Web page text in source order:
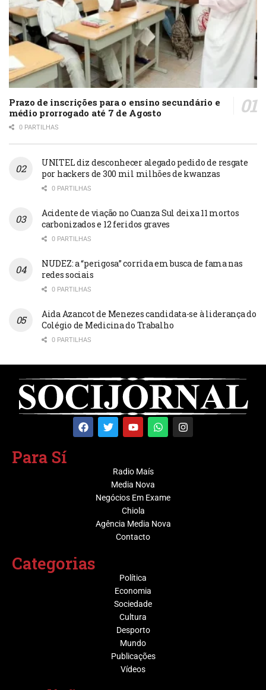
Prazo de inscrições para o ensino secundário e
médio prorrogado até 7 de Agosto
0 PARTILHAS
UNITEL diz desconhecer alegado pedido de resgate
por hackers de 300 mil milhões de kwanzas
0 PARTILHAS
Acidente de viação no Cuanza Sul deixa 11 mortos
carbonizados e 12 feridos graves
0 PARTILHAS
NUDEZ: a “perigosa” corrida em busca de fama nas
redes sociais
0 PARTILHAS
Aida Azancot de Menezes candidata-se à liderança do
Colégio de Medicina do Trabalho
0 PARTILHAS
Para Sí
Radio Maís
Media Nova
Negócios Em Exame
Chiola
Agência Media Nova
Contacto
Categorias
Política
Economia
Sociedade
Cultura
Desporto
Mundo
Publicações
Vídeos